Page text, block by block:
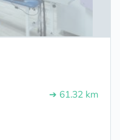
➔ 61.32 km